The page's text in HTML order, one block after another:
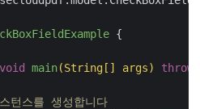
{
void main(String[] args) throws
스를 생성합니다